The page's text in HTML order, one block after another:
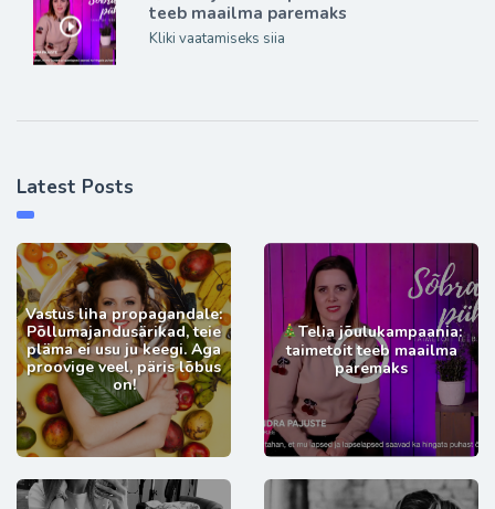
teeb maailma paremaks
Kliki vaatamiseks siia
Latest Posts
Vastus liha propagandale:
Põllumajandusärikad, teie
pläma ei usu ju keegi. Aga
proovige veel, päris lõbus
on!
Telia jõulukampaania:
taimetoit teeb maailma
paremaks